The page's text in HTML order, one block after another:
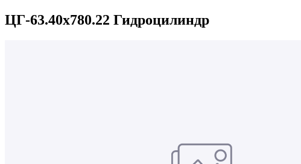
ЦГ-63.40х780.22 Гидроцилиндр